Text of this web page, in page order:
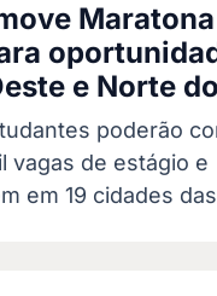
e Norte
poderão
vagas de estágio e
em 19 cidades